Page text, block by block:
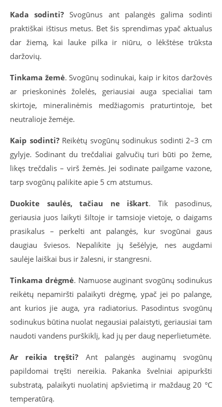
Kada sodinti? Svogūnus ant palangės galima sodinti
praktiškai ištisus metus. Bet šis sprendimas ypač aktualus
dar žiemą, kai lauke pilka ir niūru, o lėkštėse trūksta
daržovių.
Tinkama žemė. Svogūnų sodinukai, kaip ir kitos daržovės
ar prieskoninės žolelės, geriausiai auga specialiai tam
skirtoje, mineralinėmis medžiagomis praturtintoje, bet
neutralioje žemėje.
Kaip sodinti?Reikėtų svogūnų sodinukus sodinti 2–3 cm
gylyje. Sodinant du trečdaliai galvučių turi būti po žeme,
likęs trečdalis – virš žemės. Jei sodinate pailgame vazone,
tarp svogūnų palikite apie 5 cm atstumus.
Duokite saulės, tačiau ne iškart. Tik pasodinus,
geriausia juos laikyti šiltoje ir tamsioje vietoje, o daigams
prasikalus – perkelti ant palangės, kur svogūnai gaus
daugiau šviesos. Nepalikite jų šešėlyje, nes augdami
saulėje laiškai bus ir žalesni, ir stangresni.
Tinkama drėgmė. Namuose auginant svogūnų sodinukus
reikėtų nepamiršti palaikyti drėgmę, ypač jei po palange,
ant kurios jie auga, yra radiatorius. Pasodintus svogūnų
sodinukus būtina nuolat negausiai palaistyti, geriausiai tam
naudoti vandens purškiklį, kad jų per daug neperlietumėte.
Ar reikia tręšti? Ant palangės auginamų svogūnų
papildomai tręšti nereikia. Pakanka švelniai apipurkšti
substratą, palaikyti nuolatinį apšvietimą ir maždaug 20 °C
temperatūrą.